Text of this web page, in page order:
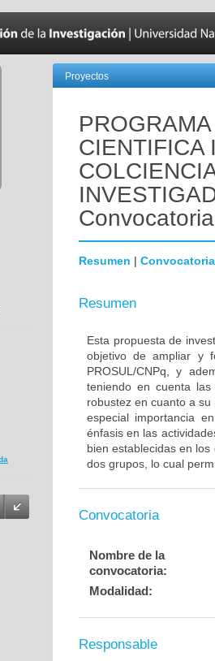
Proyectos
CIENTIFICA
Resumen | Convocatoria
Resumen
Esta propuesta de
objetivo de ampliar y
PROSUL/CNPq, y
teniendo en cuenta
robustez en cuanto a
especial importancia
énfasis en las
bien establecidas en
dos grupos, lo cual
Convocatoria
Nombre de la
convocatoria:
Modalidad:
Responsable